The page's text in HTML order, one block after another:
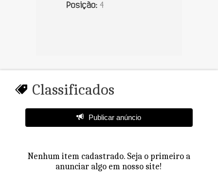
Classificados
Publicar anúncio
Nenhum item cadastrado. Seja o primeiro a
anunciar algo em nosso site!